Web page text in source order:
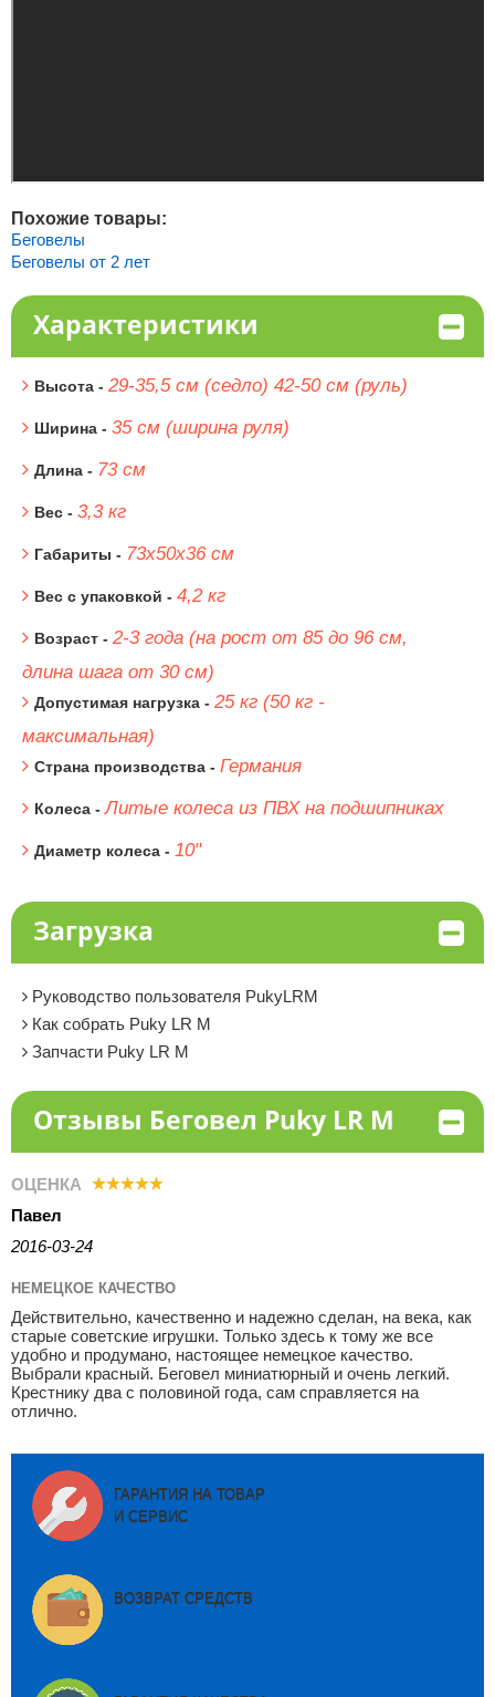
Похожие товары:
Беговелы
Беговелы от 2 лет
Характеристики
Высота - 29-35,5 см (седло) 42-50 см (руль)
Ширина - 35 см (ширина руля)
Длина - 73 см
Вес - 3,3 кг
Габариты - 73х50х36 см
Вес с упаковкой - 4,2 кг
Возраст - 2-3 года (на рост от 85 до 96 см,
длина шага от 30 см)
Допустимая нагрузка - 25 кг (50 кг -
максимальная)
Страна производства - Германия
Колеса -Литые колеса из ПВХ на подшипниках
Диаметр колеса - 10"
Загрузка
Руководство пользователя PukyLRM
Как собрать Puky LR M
Запчасти Puky LR M
Отзывы Беговел Puky LR M
ОЦЕНКА
Павел
2016-03-24
НЕМЕЦКОЕ КАЧЕСТВО
Действительно, качественно и надежно сделан, на века, как
старые советские игрушки. Только здесь к тому же все
удобно и продумано, настоящее немецкое качество.
Выбрали красный. Беговел миниатюрный и очень легкий.
Крестнику два с половиной года, сам справляется на
отлично.
ГАРАНТИЯ НА ТОВАР
И СЕРВИС
ВОЗВРАТ СРЕДСТВ